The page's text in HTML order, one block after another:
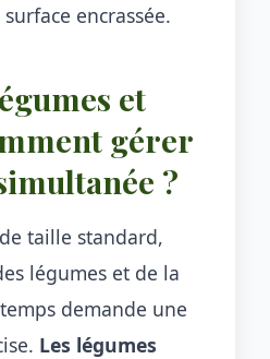
encrassée.
et
gérer
?
taille standard,
légumes et de la
demande une
Les légumes